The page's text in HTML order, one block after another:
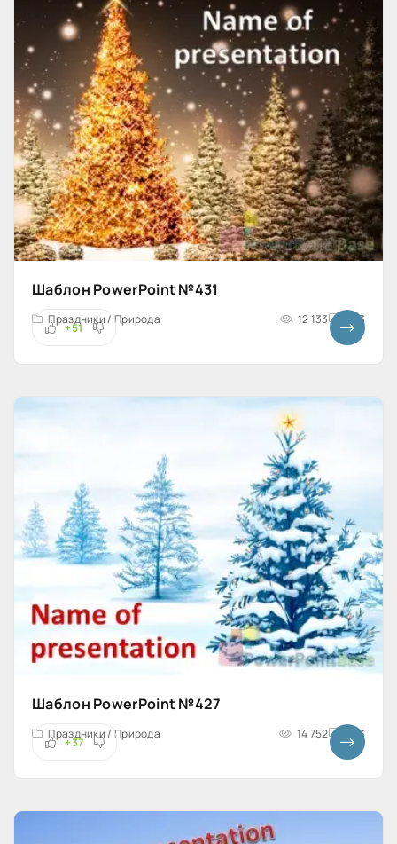
Шаблон PowerPoint №431
Праздники / Природа 12 133 4x3
+51
Шаблон PowerPoint №427
Праздники / Природа 14 752 4x3
+37